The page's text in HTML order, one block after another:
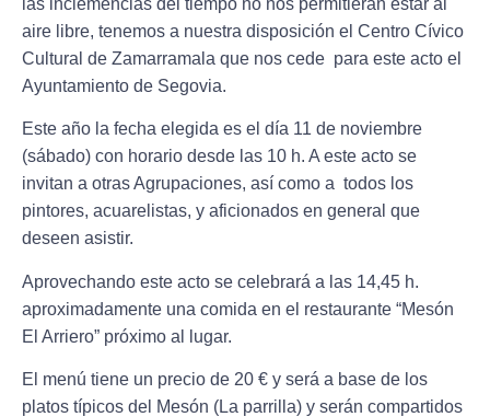
aire libre, tenemos a nuestra disposición el Centro Cívico
Cultural de Zamarramala que nos cede para este acto el
Ayuntamiento de Segovia.
Este año la fecha elegida es el día 11 de noviembre
(sábado) con horario desde las 10 h. A este acto se
invitan a otras Agrupaciones, así como a todos los
pintores, acuarelistas, y aficionados en general que
deseen asistir.
Aprovechando este acto se celebrará a las 14,45 h.
aproximadamente una comida en el restaurante “Mesón
El Arriero” próximo al lugar.
El menú tiene un precio de 20 € y será a base de los
platos típicos del Mesón (La parrilla) y serán compartidos